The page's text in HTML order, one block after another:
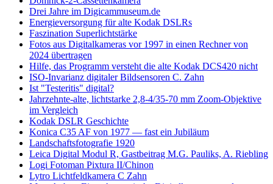
Drei Jahre im Digicammuseum.de
Energieversorgung für alte Kodak DSLRs
Faszination Superlichtstärke
Fotos aus Digitalkameras vor 1997 in einen Rechner von
2024 übertragen
Hilfe, das Programm versteht die alte Kodak DCS420 nicht
ISO-Invarianz digitaler Bildsensoren C. Zahn
Ist "Testeritis" digital?
Jahrzehnte-alte, lichtstarke 2,8-4/35-70 mm Zoom-Objektive
im Vergleich
Kodak DSLR Geschichte
Konica C35 AF von 1977 — fast ein Jubiläum
Landschaftsfotografie 1920
Leica Digital Modul R, Gastbeitrag M.G. Pauliks, A. Riebling
Logi Fotoman Pixtura II/Chinon
Lytro Lichtfeldkamera C Zahn